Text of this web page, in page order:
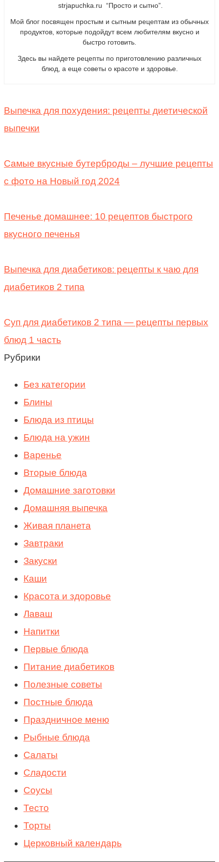
strjapuchka.ru “Просто и сытно”.
Мой блог посвящен простым и сытным рецептам из обычных
продуктов, которые подойдут всем любителям вкусно и
быстро готовить.
Здесь вы найдете рецепты по приготовлению различных
блюд, а еще советы о красоте и здоровье.
Выпечка для похудения: рецепты диетической
выпечки
Самые вкусные бутерброды – лучшие рецепты
с фото на Новый год 2024
Печенье домашнее: 10 рецептов быстрого
вкусного печенья
Выпечка для диабетиков: рецепты к чаю для
диабетиков 2 типа
Суп для диабетиков 2 типа — рецепты первых
блюд 1 часть
Рубрики
Без категории
Блины
Блюда из птицы
Блюда на ужин
Варенье
Вторые блюда
Домашние заготовки
Домашняя выпечка
Живая планета
Завтраки
Закуски
Каши
Красота и здоровье
Лаваш
Напитки
Первые блюда
Питание диабетиков
Полезные советы
Постные блюда
Праздничное меню
Рыбные блюда
Салаты
Сладости
Соусы
Тесто
Торты
Церковный календарь